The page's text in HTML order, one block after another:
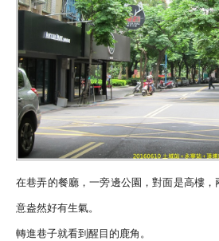
在巷弄的餐廳，一旁邊公園，對面是高樓
意盎然好有生氣。
轉進巷子就看到醒目的鹿角。